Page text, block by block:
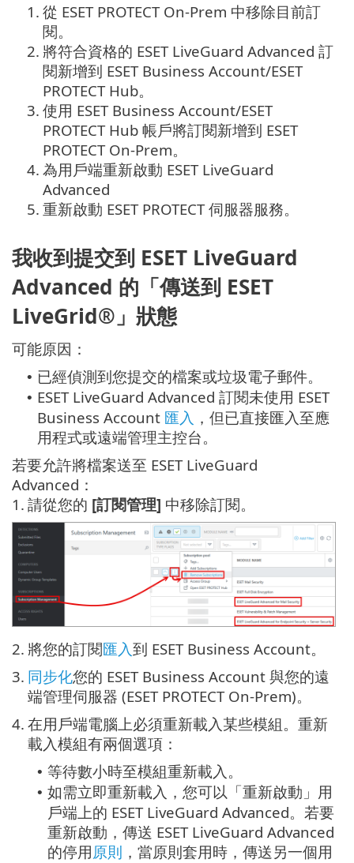
1. 從 ESET PROTECT On-Prem 中移除目前訂
閱。
2. 將符合資格的 ESET LiveGuard Advanced 訂
閱新增到 ESET Business Account/ESET
PROTECT Hub。
3. 使用 ESET Business Account/ESET
PROTECT Hub 帳戶將訂閱新增到 ESET
PROTECT On-Prem。
4. 為用戶端重新啟動 ESET LiveGuard
Advanced
5. 重新啟動 ESET PROTECT 伺服器服務。
我收到提交到 ESET LiveGuard
Advanced 的「傳送到 ESET
LiveGrid®」狀態
可能原因：
• 已經偵測到您提交的檔案或垃圾電子郵件。
• ESET LiveGuard Advanced 訂閱未使用 ESET
Business Account 匯入 ，但已直接匯入至應
用程式或遠端管理主控台。
若要允許將檔案送至 ESET LiveGuard
Advanced：
1. 請從您的 [訂閱管理] 中移除訂閱。
2. 將您的訂閱匯入到 ESET Business Account。
3. 同步化您的 ESET Business Account 與您的遠
端管理伺服器 (ESET PROTECT On-Prem)。
4. 在用戶端電腦上必須重新載入某些模組。重新
載入模組有兩個選項：
• 等待數小時至模組重新載入。
• 如需立即重新載入，您可以「重新啟動」用
戶端上的 ESET LiveGuard Advanced。若要
重新啟動，傳送 ESET LiveGuard Advanced
的停用原則 ，當原則套用時，傳送另一個用